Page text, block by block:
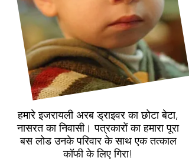
हमारे इजरायली अरब ड्राइवर का छोटा बेटा,
नासरत का निवासी। पत्रकारों का हमारा पूरा
बस लोड उनके परिवार के साथ एक तत्काल
कॉफी के लिए गिरा!